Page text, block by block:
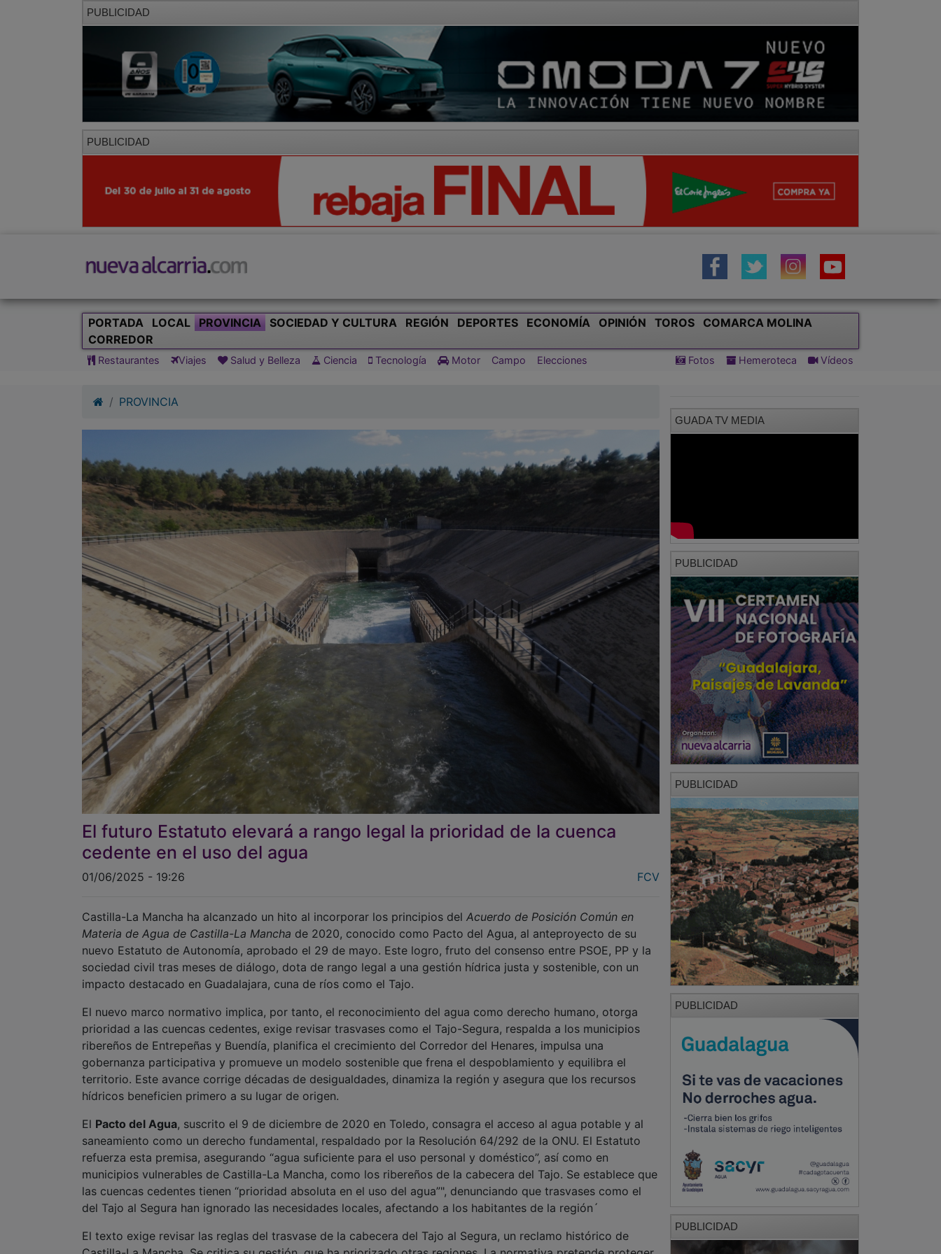
PUBLICIDAD
PUBLICIDAD
PORTADA LOCAL PROVINCIA SOCIEDAD Y CULTURA REGIÓN DEPORTES ECONOMÍA OPINIÓN TOROS
COMARCA MOLINA
CORREDOR
Restaurantes Viajes Salud y Belleza Ciencia Tecnología Motor Campo Elecciones Fotos Hemeroteca Vídeos
PROVINCIA
El futuro Estatuto elevará a rango legal la prioridad de la cuenca
cedente en el uso del agua
01/06/2025 - 19:26 FCV
Castilla-La Mancha ha alcanzado un hito al incorporar los principios del Acuerdo de Posición Común en
Materia de Agua de Castilla-La Mancha de 2020, conocido como Pacto del Agua, al anteproyecto de su
nuevo Estatuto de Autonomía, aprobado el 29 de mayo. Este logro, fruto del consenso entre PSOE, PP y la
sociedad civil tras meses de diálogo, dota de rango legal a una gestión hídrica justa y sostenible, con un
impacto destacado en Guadalajara, cuna de ríos como el Tajo.
El nuevo marco normativo implica, por tanto, el reconocimiento del agua como derecho humano, otorga
prioridad a las cuencas cedentes, exige revisar trasvases como el Tajo-Segura, respalda a los municipios
ribereños de Entrepeñas y Buendía, planifica el crecimiento del Corredor del Henares, impulsa una
gobernanza participativa y promueve un modelo sostenible que frena el despoblamiento y equilibra el
territorio. Este avance corrige décadas de desigualdades, dinamiza la región y asegura que los recursos
hídricos beneficien primero a su lugar de origen.
El Pacto del Agua, suscrito el 9 de diciembre de 2020 en Toledo, consagra el acceso al agua potable y al
saneamiento como un derecho fundamental, respaldado por la Resolución 64/292 de la ONU. El Estatuto
refuerza esta premisa, asegurando “agua suficiente para el uso personal y doméstico”, así como en
municipios vulnerables de Castilla-La Mancha, como los ribereños de la cabecera del Tajo. Se establece que
las cuencas cedentes tienen “prioridad absoluta en el uso del agua”", denunciando que trasvases como el
del Tajo al Segura han ignorado las necesidades locales, afectando a los habitantes de la región´
El texto exige revisar las reglas del trasvase de la cabecera del Tajo al Segura, un reclamo histórico de
GUADA TV MEDIA
PUBLICIDAD
PUBLICIDAD
PUBLICIDAD
PUBLICIDAD